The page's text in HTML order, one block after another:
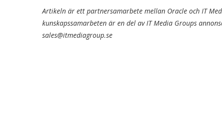
Artikeln är ett partnersamarbete mellan Oracle och IT
kunskapssamarbeten är en del av IT Media Groups
sales@itmediagroup.se